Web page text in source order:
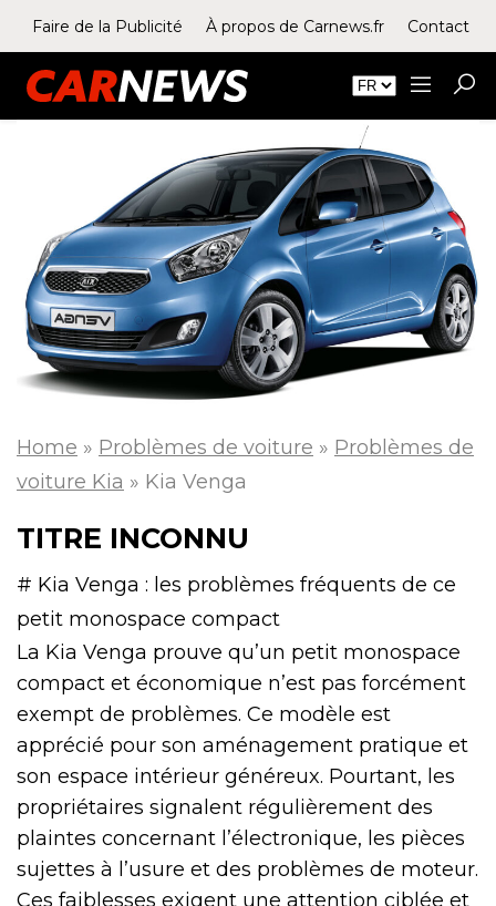
Faire de la Publicité À propos de Carnews.fr Contact
Home » Problèmes de voiture » Problèmes de
voiture Kia » Kia Venga
TITRE INCONNU
# Kia Venga : les problèmes fréquents de ce
petit monospace compact
La Kia Venga prouve qu’un petit monospace
compact et économique n’est pas forcément
exempt de problèmes. Ce modèle est
apprécié pour son aménagement pratique et
son espace intérieur généreux. Pourtant, les
propriétaires signalent régulièrement des
plaintes concernant l’électronique, les pièces
sujettes à l’usure et des problèmes de moteur.
Ces faiblesses exigent une attention ciblée et